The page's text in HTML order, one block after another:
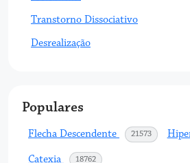
Transtorno Dissociativo
Desrealização
Populares
Flecha Descendente 21573acessos
Catexia 18762acessos